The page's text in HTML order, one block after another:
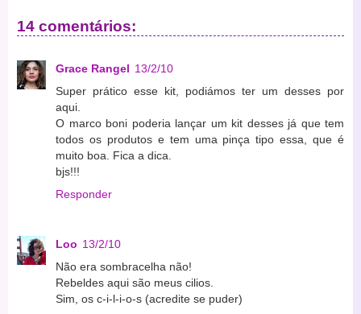
14 comentários:
Grace Rangel 13/2/10
Super prático esse kit, podiámos ter um desses por
aqui.
O marco boni poderia lançar um kit desses já que tem
todos os produtos e tem uma pinça tipo essa, que é
muito boa. Fica a dica.
bjs!!!
Responder
Loo 13/2/10
Não era sombracelha não!
Rebeldes aqui são meus cilios.
Sim, os c-i-l-i-o-s (acredite se puder)